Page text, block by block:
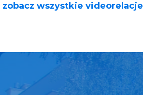
zobacz wszystkie videorelacje